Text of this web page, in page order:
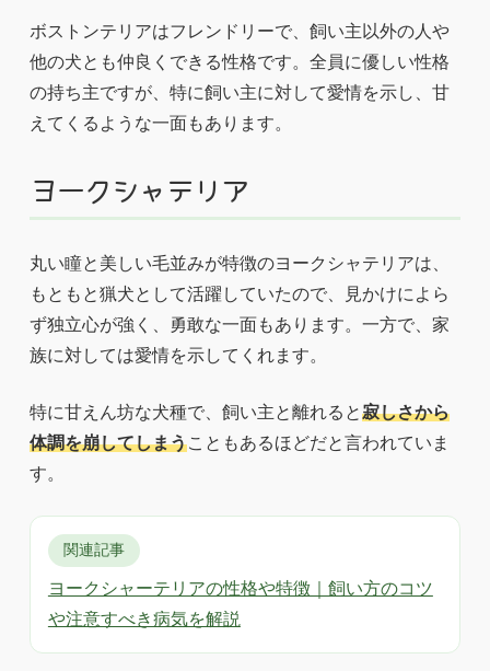
ボストンテリアはフレンドリーで、飼い主以外の人や
他の犬とも仲良くできる性格です。全員に優しい性格
の持ち主ですが、特に飼い主に対して愛情を示し、甘
えてくるような一面もあります。
ヨークシャテリア
丸い瞳と美しい毛並みが特徴のヨークシャテリアは、
もともと猟犬として活躍していたので、見かけによら
ず独立心が強く、勇敢な一面もあります。一方で、家
族に対しては愛情を示してくれます。
特に甘えん坊な犬種で、飼い主と離れると寂しさから
体調を崩してしまうこともあるほどだと言われていま
す。
関連記事
ヨークシャーテリアの性格や特徴｜飼い方のコツ
や注意すべき病気を解説